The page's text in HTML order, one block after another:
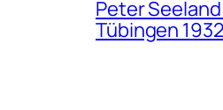
Peter
Tübingen 1932